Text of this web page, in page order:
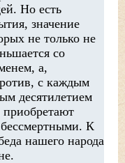
Но есть
значение
не только не
со
а,
с каждым
десятилетием
бессмертными. К
нашего народа